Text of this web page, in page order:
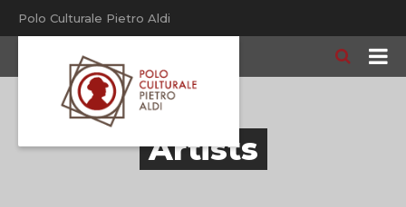
Polo Culturale Pietro Aldi
Artists